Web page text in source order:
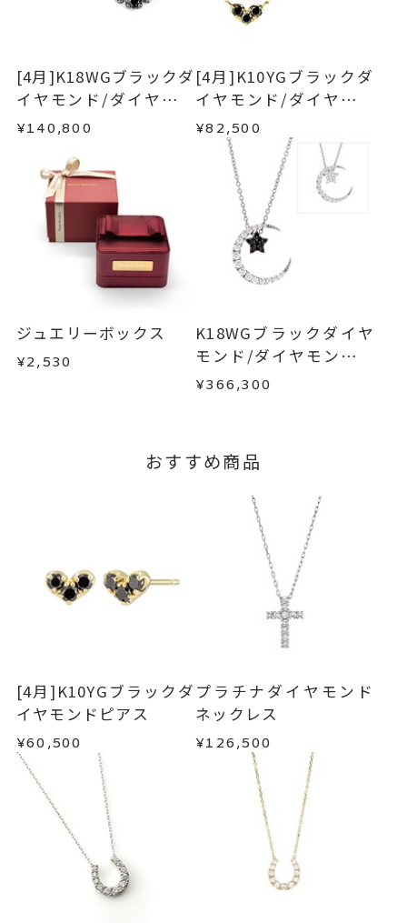
※ツメ部分 ブラックプレーティ
カテゴリー
ネックレス 、
ダイヤモンドネックレス、
K18WGネックレス
フラワーネックレス
、
カラーストーンネックレス
刻印
-
・在庫のご用意ができる場合： 約1週間～1ヶ月以
内を目安に発送いたします。
・受注生産となる場合： 商品ページに記載のある
目安日数を頂戴し、一から製作いたします。
※お急ぎの方はご注文前にお問い合わせくださ
い。事前に現在の納期状況を確認いたします。
お届け予定日はご注文から2営業日以内にメールに
てご案内いたします。
以下の場合、商品の返品・交換・返金
・受注生産の商品
・お客さまのお手元で傷や汚れが発生した商品
・到着後ご連絡無く7日以上経過した商品
・販売期間が限定されている商品
・過度な交換・返品を繰り返している場合
商品の品質には万全を期しておりますが、万が一
不良品の場合、またはご注文のお品と異なる場合
は、早急に商品を交換させていただきます。
お手数ですが商品到着後7日間以内に、お電話また
はお問い合わせフォームよりご連絡ください。
この場合の返送料は弊社にて負担いたしますの
で、着払いにてご返送ください。
[4月]K18WGブラックダ
イヤモンド/ダイヤモン
ドピアス
¥140,800
[4月]K10YGブラックダ
イヤモンド/ダイヤモン
ドリバーシブルネック
レス
¥82,500
ジュエリーボックス
¥2,530
K18WGブラックダイヤ
モンド/ダイヤモンドネ
ックレス
¥366,300
おすすめ商品
[4月]K10YGブラックダ
イヤモンドピアス
¥60,500
プラチナダイヤモンド
ネックレス
¥126,500